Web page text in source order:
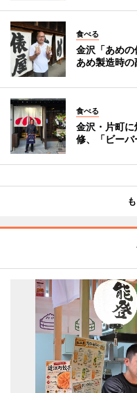
食べる
金沢「あめ
あめ製造時
食べる
金沢・片町
修、「ビーバ